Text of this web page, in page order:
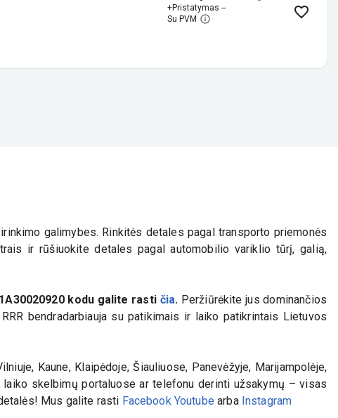
+Pristatymas --
Su PVM
galimybes. Rinkitės detales pagal transporto priemonės
ir rūšiuokite detales pagal automobilio variklio tūrį, galią,
kodu galite rasti čia. Peržiūrėkite jus dominančios
bendradarbiauja su patikimais ir laiko patikrintais Lietuvos
Kaune, Klaipėdoje, Šiauliuose, Panevėžyje, Marijampolėje,
skelbimų portaluose ar telefonu derinti užsakymų – visas
Mus galite rasti Facebook Youtube arba Instagram